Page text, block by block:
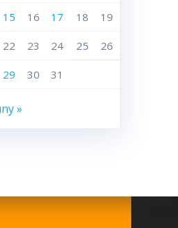
15 16 17 18 19
22 23 24 25 26
29 30 31
»